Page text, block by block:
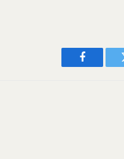
Facebook